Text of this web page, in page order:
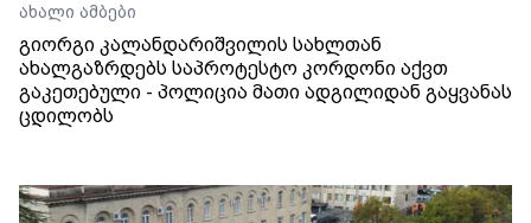
ახალი ამბები
გიორგი კალანდარიშვილის სახლთან
ახალგაზრდებს საპროტესტო კორდონი აქვთ
გაკეთებული - პოლიცია მათი ადგილიდან გაყვანას
ცდილობს